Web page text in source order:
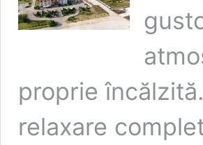
proprie
relaxare